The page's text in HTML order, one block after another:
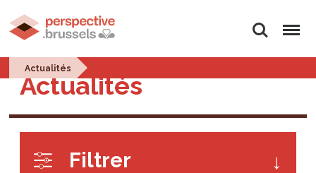
Rechercher
Menu
Actualités
Actualités
Filtrer